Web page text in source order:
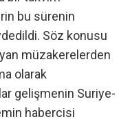
bu sürenin
Söz konusu
müzakerelerden
olarak
gelişmenin Suriye-
habercisi